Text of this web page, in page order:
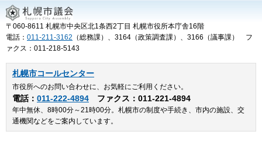
〒060-8611 札幌市中央区北1条西2丁目 札幌市役所本庁舎16階
電話： 011-211-3162 （総務課）、3164（政策調査課）、3166（議事課） フ
ァクス：011-218-5143
札幌市コールセンター
市役所へのお問い合わせに、お気軽にご利用ください。
電話： 011-222-4894 ファクス：011-221-4894
年中無休、8時00分～21時00分。札幌市の制度や手続き、市内の施設、交
通機関などをご案内しています。